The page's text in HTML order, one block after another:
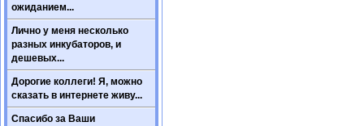
ожиданием...
Лично у меня несколько
разных инкубаторов, и
дешевых...
Дорогие коллеги! Я, можно
сказать в интернете живу...
Спасибо за Ваши